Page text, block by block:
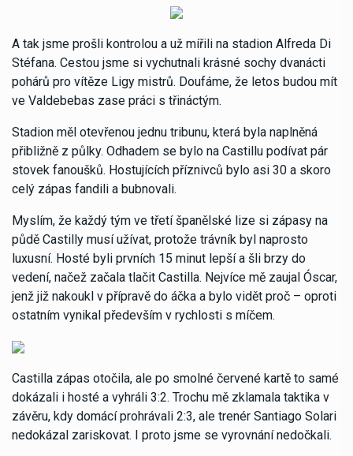
A tak jsme prošli kontrolou a už mířili na stadion Alfreda Di
Stéfana. Cestou jsme si vychutnali krásné sochy dvanácti
pohárů pro vítěze Ligy mistrů. Doufáme, že letos budou mít
ve Valdebebas zase práci s třináctým.
Stadion měl otevřenou jednu tribunu, která byla naplněná
přibližně z půlky. Odhadem se bylo na Castillu podívat pár
stovek fanoušků. Hostujících příznivců bylo asi 30 a skoro
celý zápas fandili a bubnovali.
Myslím, že každý tým ve třetí španělské lize si zápasy na
půdě Castilly musí užívat, protože trávník byl naprosto
luxusní. Hosté byli prvních 15 minut lepší a šli brzy do
vedení, načež začala tlačit Castilla. Nejvíce mě zaujal Óscar,
jenž již nakoukl v přípravě do áčka a bylo vidět proč – oproti
ostatním vynikal především v rychlosti s míčem.
Castilla zápas otočila, ale po smolné červené kartě to samé
dokázali i hosté a vyhráli 3:2. Trochu mě zklamala taktika v
závěru, kdy domácí prohrávali 2:3, ale trenér Santiago Solari
nedokázal zariskovat. I proto jsme se vyrovnání nedočkali.